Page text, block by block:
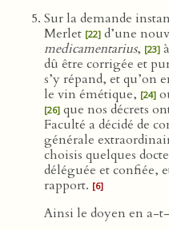
Sur la demande
Merlet [22] d’une
medicamentarius, [23]
dû être corrigée et
s’y répand, et qu’on
le vin émétique, [24]
[26] que nos décrets
Faculté a décidé de
générale
choisis quelques
déléguée et confiée,
rapport. [6]
Ainsi le doyen en a-